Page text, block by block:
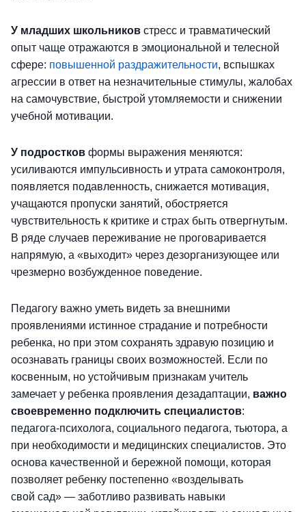
У младших школьников стресс и травматический
опыт чаще отражаются в эмоциональной и телесной
сфере: повышенной раздражительности, вспышках
агрессии в ответ на незначительные стимулы, жалобах
на самочувствие, быстрой утомляемости и снижении
учебной мотивации.
У подростков формы выражения меняются:
усиливаются импульсивность и утрата самоконтроля,
появляется подавленность, снижается мотивация,
учащаются пропуски занятий, обостряется
чувствительность к критике и страх быть отвергнутым.
В ряде случаев переживание не проговаривается
напрямую, а «выходит» через дезорганизующее или
чрезмерно возбужденное поведение.
Педагогу важно уметь видеть за внешними
проявлениями истинное страдание и потребности
ребенка, но при этом сохранять здравую позицию и
осознавать границы своих возможностей. Если по
косвенным, но устойчивым признакам учитель
замечает у ребенка проявления дезадаптации, важно
своевременно подключить специалистов:
педагога-психолога, социального педагога, тьютора, а
при необходимости и медицинских специалистов. Это
основа качественной и бережной помощи, которая
позволяет ребенку постепенно «возделывать
свой сад» — заботливо развивать навыки